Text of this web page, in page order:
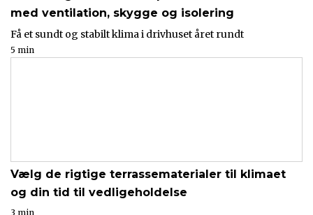
med ventilation, skygge og isolering
Få et sundt og stabilt klima i drivhuset året rundt
5 min
Vælg de rigtige terrassematerialer til klimaet
og din tid til vedligeholdelse
3 min